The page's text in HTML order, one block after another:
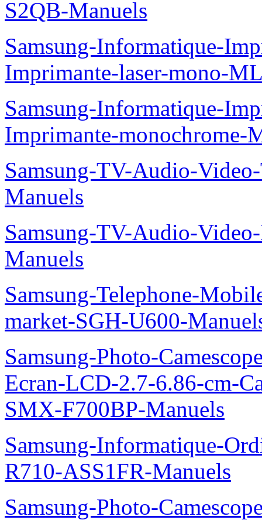
S2QB-Manuels
Samsung-Informatique-
Imprimante-laser-mono-
Samsung-Informatique-
Imprimante-monochrome-
Samsung-TV-Audio-
Manuels
Samsung-TV-Audio-
Manuels
Samsung-Telephone-
market-SGH-U600-
Samsung-Photo-
Ecran-LCD-2.7-6.86-cm-
SMX-F700BP-Manuels
Samsung-Informatique-
R710-ASS1FR-Manuels
Samsung-Photo-